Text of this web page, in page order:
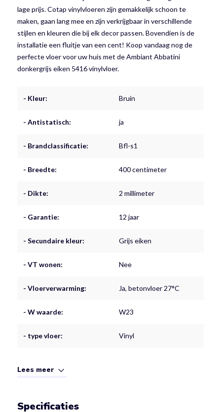
lage prijs. Cotap vinylvloeren zijn gemakkelijk schoon te
maken, gaan lang mee en zijn verkrijgbaar in verschillende
stijlen en kleuren die bij elk decor passen. Bovendien is de
installatie een fluitje van een cent! Koop vandaag nog de
perfecte vloer voor uw huis met de Ambiant Abbatini
donkergrijs eiken 5416 vinylvloer.
- Kleur: Bruin
- Antistatisch: ja
- Brandclassificatie: Bfl-s1
- Breedte: 400 centimeter
- Dikte: 2 millimeter
- Garantie: 12 jaar
- Secundaire kleur: Grijs eiken
- VT wonen: Nee
- Vloerverwarming: Ja, betonvloer 27°C
- W waarde: W23
- type vloer: Vinyl
Lees meer
Specificaties